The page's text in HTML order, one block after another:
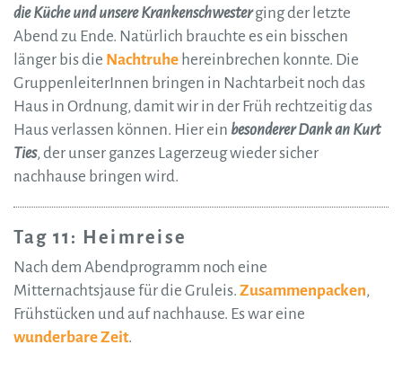
die Küche und unsere Krankenschwesterging der letzte
Abend zu Ende. Natürlich brauchte es ein bisschen
länger bis die Nachtruhe hereinbrechen konnte. Die
GruppenleiterInnen bringen in Nachtarbeit noch das
Haus in Ordnung, damit wir in der Früh rechtzeitig das
Haus verlassen können. Hier ein besonderer Dank an Kurt
Ties, der unser ganzes Lagerzeug wieder sicher
nachhause bringen wird.
Tag 11: Heimreise
Nach dem Abendprogramm noch eine
Mitternachtsjause für die Gruleis. Zusammenpacken,
Frühstücken und auf nachhause. Es war eine
wunderbare Zeit.